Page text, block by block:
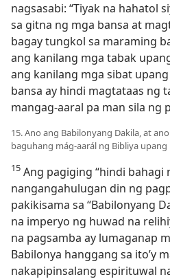
nagsasabi: “Tiyak na hahatol
sa gitna ng mga bansa at
bagay tungkol sa maraming
ang kanilang mga tabak
ang kanilang mga sibat
bansa ay hindi magtataas ng
mangag-aaral pa man sila ng
15. Ano ang Babilonyang Dakila, at
baguhang mág-aarál ng Bibliya upang
15 Ang pagiging “hindi bahagi
nangangahulugan din ng
pakikisama sa “Babilonyang
na imperyo ng huwad na
na pagsamba ay lumaganap
Babilonya hanggang sa ito’y
nakapipinsalang espirituwal